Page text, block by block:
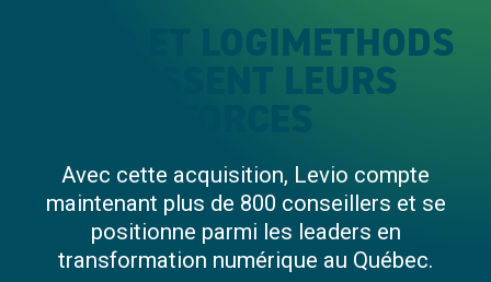
LEVIO ET LOGIMETHODS
UNISSENT LEURS
Avec cette acquisition, Levio compte
maintenant plus de 800 conseillers et se
positionne parmi les leaders en
transformation numérique au Québec.